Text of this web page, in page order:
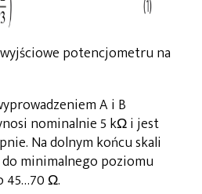
potencjometru na
A i B
nominalnie 5 kΩ i jest
Na dolnym końcu skali
do minimalnego poziomu
45…70 Ω.